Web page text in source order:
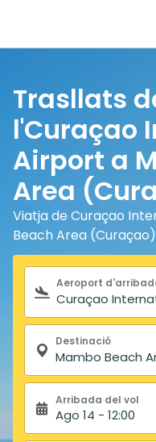
Trasllats
l'Curaçao
Airport a
Area
Viatja de Curaçao
Beach Area
Formulari
Aeroport
Destinació
Arribada del vol
Ago 14 - 12:00